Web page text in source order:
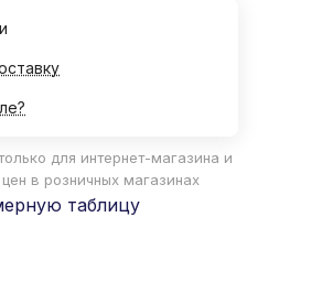
для интернет-магазина и
в розничных магазинах
таблицу